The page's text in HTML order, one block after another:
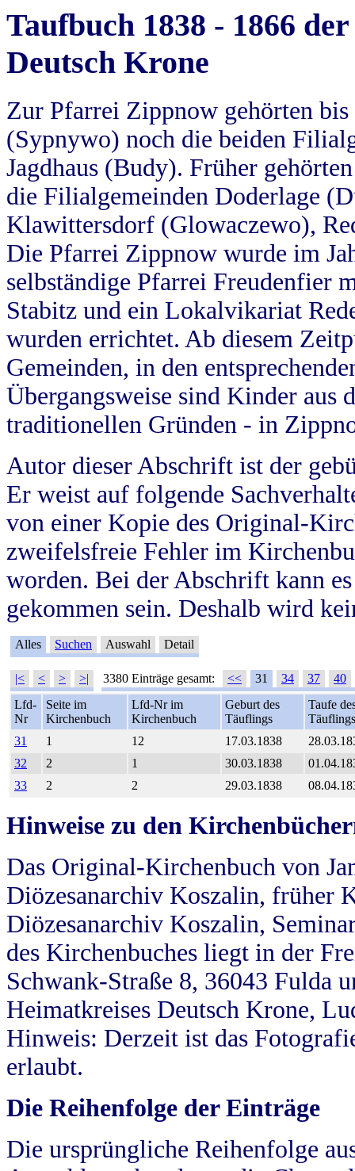
Taufbuch 1838 - 1866
Deutsch Krone
Zur Pfarrei Zippnow gehörten
(Sypnywo) noch die beiden
Jagdhaus (Budy). Früher
die Filialgemeinden Doderlage
Klawittersdorf (Glowaczewo),
Die Pfarrei Zippnow wurde im
selbständige Pfarrei Freudenfier
Stabitz und ein Lokalvikariat
wurden errichtet. Ab diesem
Gemeinden, in den
Übergangsweise sind Kinder aus
traditionellen Gründen - in
Autor dieser Abschrift ist der
Er weist auf folgende
von einer Kopie des Original-
zweifelsfreie Fehler im
worden. Bei der Abschrift kann
gekommen sein. Deshalb wird
Alles Suchen Auswahl Detail
|< < > >| 3380 Einträge gesamt: << 31 34 37
40
Lfd-
Nr
Seite im
Kirchenbuch
Lfd-Nr im
Kirchenbuch
Geburt des
Täuflings
Taufe
Täuflings
31
1 12 17.03.1838
32
2 1 30.03.1838
33
2 2 29.03.1838
Hinweise zu den
Das Original-Kirchenbuch von
Diözesanarchiv Koszalin, früher
Diözesanarchiv Koszalin,
des Kirchenbuches liegt in der
Schwank-Straße 8, 36043 Fulda
Heimatkreises Deutsch Krone,
Hinweis: Derzeit ist das
erlaubt.
Die Reihenfolge der Einträge
Die ursprüngliche Reihenfolge